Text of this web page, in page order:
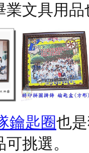
業文具用
鑰匙圈也
挑選。